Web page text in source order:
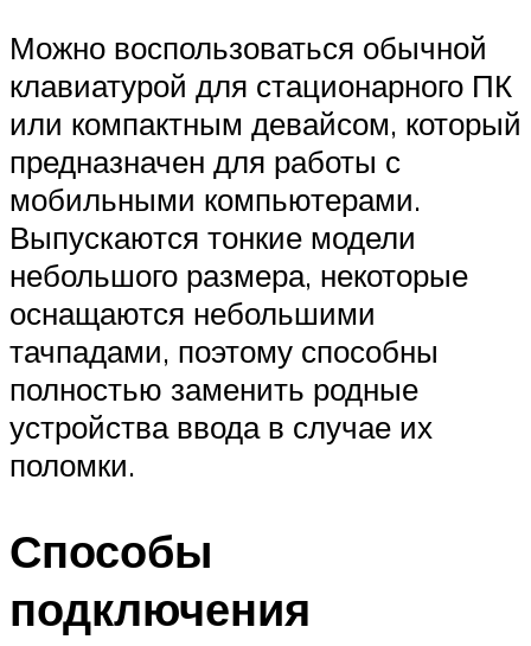
Можно воспользоваться обычной
клавиатурой для стационарного ПК
или компактным девайсом, который
предназначен для работы с
мобильными компьютерами.
Выпускаются тонкие модели
небольшого размера, некоторые
оснащаются небольшими
тачпадами, поэтому способны
полностью заменить родные
устройства ввода в случае их
поломки.
Способы
подключения